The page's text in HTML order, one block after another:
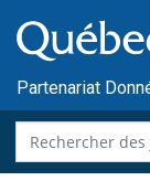
au
contenu
Partenariat